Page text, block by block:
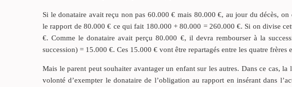
Si le donataire avait reçu non pas 60.000 € mais 80.000 €, au jour du décès,
le rapport de 80.000 € ce qui fait 180.000 + 80.000 = 260.000 €. Si on divise
€. Comme le donataire avait perçu 80.000 €, il devra rembourser à la
succession) = 15.000 €. Ces 15.000 € vont être repartagés entre les quatre
Mais le parent peut souhaiter avantager un enfant sur les autres. Dans ce cas,
volonté d’exempter le donataire de l’obligation au rapport en insérant dans